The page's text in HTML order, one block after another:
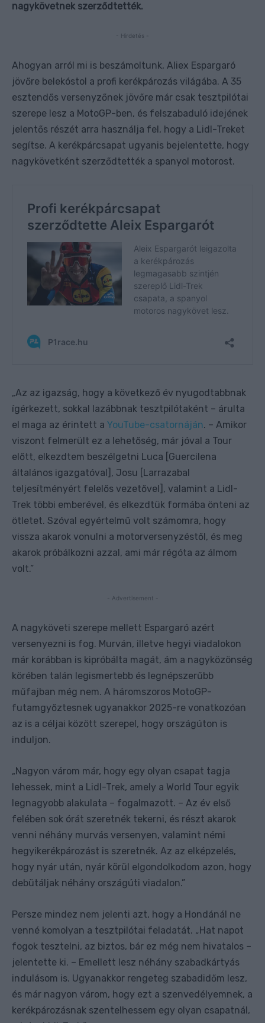
nagykövetnek szerződtették.
- Hirdetés -
Ahogyan arról mi is beszámoltunk, Aliex Espargaró
jövőre belekóstol a profi kerékpározás világába. A 35
esztendős versenyzőnek jövőre már csak tesztpilótai
szerepe lesz a MotoGP-ben, és felszabaduló idejének
jelentős részét arra használja fel, hogy a Lidl-Treket
segítse. A kerékpárcsapat ugyanis bejelentette, hogy
nagykövetként szerződtették a spanyol motorost.
„Az az igazság, hogy a következő év nyugodtabbnak
ígérkezett, sokkal lazábbnak tesztpilótaként – árulta
el maga az érintett a YouTube-csatornáján. – Amikor
viszont felmerült ez a lehetőség, már jóval a Tour
előtt, elkezdtem beszélgetni Luca [Guercilena
általános igazgatóval], Josu [Larrazabal
teljesítményért felelős vezetővel], valamint a Lidl-
Trek többi emberével, és elkezdtük formába önteni az
ötletet. Szóval egyértelmű volt számomra, hogy
vissza akarok vonulni a motorversenyzéstől, és meg
akarok próbálkozni azzal, ami már régóta az álmom
volt.”
- Advertisement -
A nagyköveti szerepe mellett Espargaró azért
versenyezni is fog. Murván, illetve hegyi viadalokon
már korábban is kipróbálta magát, ám a nagyközönség
körében talán legismertebb és legnépszerűbb
műfajban még nem. A háromszoros MotoGP-
futamgyőztesnek ugyanakkor 2025-re vonatkozóan
az is a céljai között szerepel, hogy országúton is
induljon.
„Nagyon várom már, hogy egy olyan csapat tagja
lehessek, mint a Lidl-Trek, amely a World Tour egyik
legnagyobb alakulata – fogalmazott. – Az év első
felében sok órát szeretnék tekerni, és részt akarok
venni néhány murvás versenyen, valamint némi
hegyikerékpározást is szeretnék. Az az elképzelés,
hogy nyár után, nyár körül elgondolkodom azon, hogy
debütáljak néhány országúti viadalon.”
Persze mindez nem jelenti azt, hogy a Hondánál ne
venné komolyan a tesztpilótai feladatát. „Hat napot
fogok tesztelni, az biztos, bár ez még nem hivatalos –
jelentette ki. – Emellett lesz néhány szabadkártyás
indulásom is. Ugyanakkor rengeteg szabadidőm lesz,
és már nagyon várom, hogy ezt a szenvedélyemnek, a
kerékpározásnak szentelhessem egy olyan csapatnál,